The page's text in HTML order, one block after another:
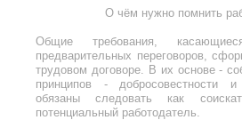
О чём нужно помнить
Общие требования,
предварительных переговоров,
трудовом договоре. В их основе -
принципов - добросовестности
обязаны следовать как
потенциальный работодатель.